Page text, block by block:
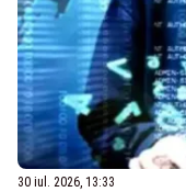
30 iul. 2026, 13:33